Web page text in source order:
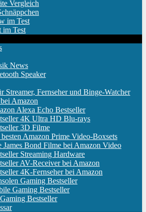
Vergleich
im Test
im Test
News
Speaker
Streamer, Fernseher und Binge-Watcher
Amazon
Alexa Echo Bestseller
4K Ultra HD Blu-rays
3D Filme
Amazon Prime Video-Boxsets
James Bond Filme bei Amazon Video
Streaming Hardware
AV-Receiver bei Amazon
4K-Fernseher bei Amazon
Gaming Bestseller
Gaming Bestseller
Bestseller